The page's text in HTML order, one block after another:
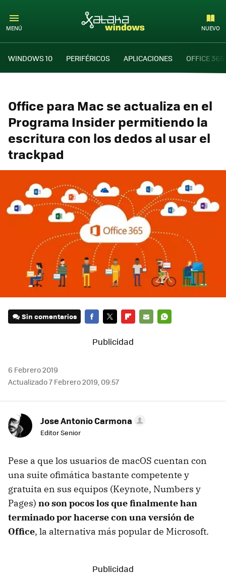
MENÚ NUEVO
WINDOWS 10 PERIFÉRICOS APLICACIONES OFFICE 365
Office para Mac se actualiza en el
Programa Insider permitiendo la
escritura con los dedos al usar el
trackpad
Sin comentarios
6 Febrero 2019
Actualizado 7 Febrero 2019, 09:57
Jose Antonio Carmona
Editor Senior
Pese a que los usuarios de macOS cuentan con
una suite ofimática bastante competente y
gratuita en sus equipos (Keynote, Numbers y
Pages) no son pocos los que finalmente han
terminado por hacerse con una versión de
Office, la alternativa más popular de Microsoft.